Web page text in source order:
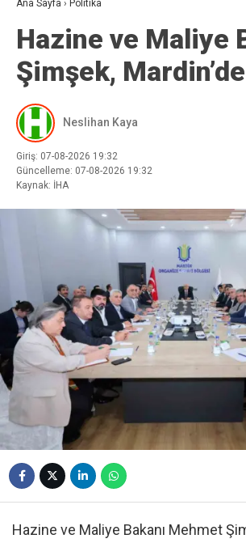
Ana Sayfa › Politika
Hazine ve Maliye
Şimşek, Mardin’de
Neslihan Kaya
Giriş: 07-08-2026 19:32
Güncelleme: 07-08-2026 19:32
Kaynak: İHA
Hazine ve Maliye Bakanı Mehmet